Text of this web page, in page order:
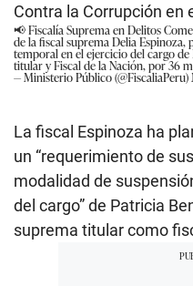
Contra la Corrupción en
📢 Fiscalía Suprema en Delitos
de la fiscal suprema Delia
temporal en el ejercicio del cargo
titular y Fiscal de la Nación, por 36
— Ministerio Público (@FiscaliaPeru)
La fiscal Espinoza ha
un “requerimiento de
modalidad de
del cargo” de Patricia
suprema titular como